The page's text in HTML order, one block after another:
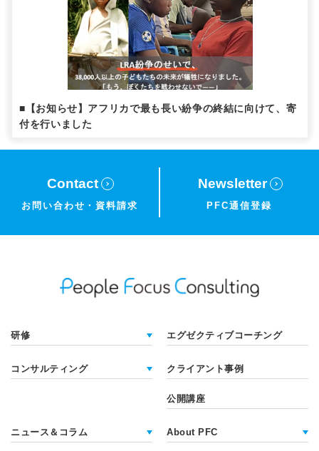
■【お知らせ】アフリカで最も長い紛争の終結に向けて、寄
付を行いました
Contact
お問い合わせ・ 資料請求
Newsletter
PFC通信登録
研修 エグゼクティブコーチング
コンサルティング クライアント事例
公開講座
ニュース＆コラム About PFC